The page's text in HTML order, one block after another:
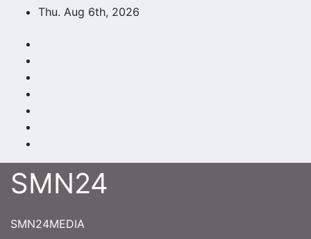
content
Thu. Aug 6th, 2026
SMN24
SMN24MEDIA